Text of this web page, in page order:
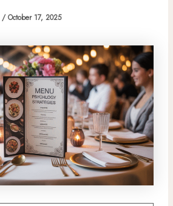
/October 17, 2025